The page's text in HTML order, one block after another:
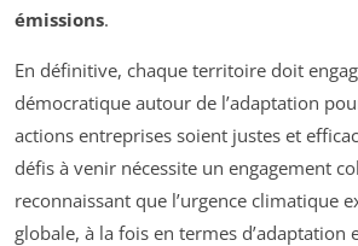
émissions.
En définitive, chaque territoire doit
démocratique autour de l’adaptation
actions entreprises soient justes et
défis à venir nécessite un engagement
reconnaissant que l’urgence climatique
globale, à la fois en termes d’adaptation